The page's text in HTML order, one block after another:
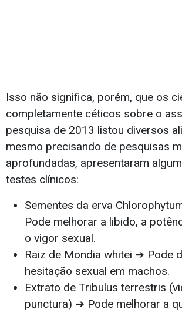
Isso não significa, porém, que os
completamente céticos sobre o
pesquisa de 2013 listou diversos
mesmo precisando de pesquisas
aprofundadas, apresentaram
testes clínicos:
Sementes da erva
Pode melhorar a libido, a
o vigor sexual.
Raiz de Mondia whitei ➔ Pode
hesitação sexual em machos.
Extrato de Tribulus terrestris
punctura) ➔ Pode melhorar a